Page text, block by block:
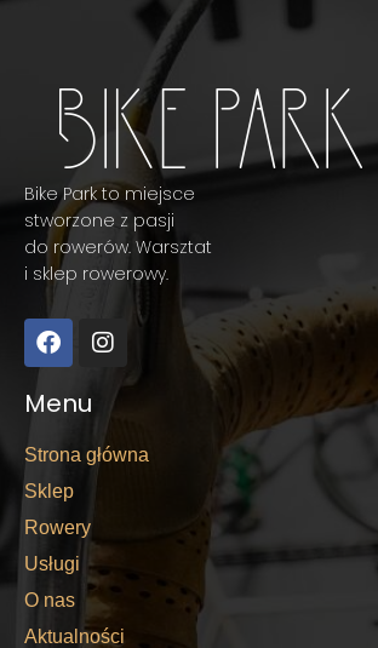
Bike Park to miejsce
stworzone z pasji
do rowerów. Warsztat
i sklep rowerowy.
Menu
Strona główna
Sklep
Rowery
Usługi
O nas
Aktualności